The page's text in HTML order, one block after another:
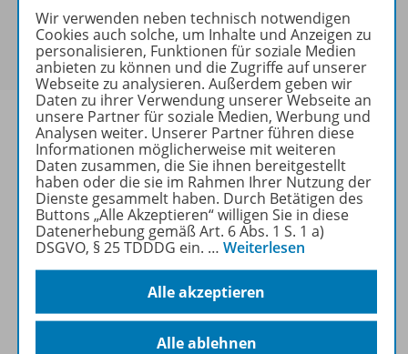
Sie haben ein passendesSpar-Paket?
Um den für Sie gültigen Preis zu sehen,melden Sie
sich bitte an.
Informationen
Weitere Inhalte der Ausgabe
Spar-Pakete
Wir verwenden neben technisch notwendigen
Cookies auch solche, um Inhalte und Anzeigen zu
personalisieren, Funktionen für soziale Medien
anbieten zu können und die Zugriffe auf unserer
Webseite zu analysieren. Außerdem geben wir
Daten zu ihrer Verwendung unserer Webseite an
unsere Partner für soziale Medien, Werbung und
Analysen weiter. Unserer Partner führen diese
Informationen möglicherweise mit weiteren
Daten zusammen, die Sie ihnen bereitgestellt
haben oder die sie im Rahmen Ihrer Nutzung der
Dienste gesammelt haben. Durch Betätigen des
Buttons „Alle Akzeptieren“ willigen Sie in diese
Datenerhebung gemäß Art. 6 Abs. 1 S. 1 a)
DSGVO, § 25 TDDDG ein. … Weiterlesen
Alle akzeptieren
Alle ablehnen